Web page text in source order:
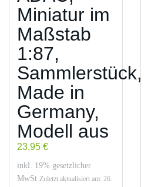
Miniatur im
Maßstab
1:87,
Sammlerstück,
Made in
Germany,
Modell aus
23,95 €
inkl. 19% gesetzlicher
MwSt.Zuletzt aktualisiert am: 26.